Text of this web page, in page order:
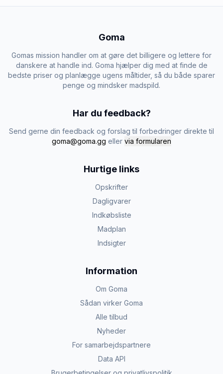
Goma
Gomas mission handler om at gøre det billigere og lettere for
danskere at handle ind. Goma hjælper dig med at finde de
bedste priser og planlægge ugens måltider, så du både sparer
penge og mindsker madspild.
Har du feedback?
Send gerne din feedback og forslag til forbedringer direkte til
goma@goma.gg eller via formularen
Hurtige links
Opskrifter
Dagligvarer
Indkøbsliste
Madplan
Indsigter
Information
Om Goma
Sådan virker Goma
Alle tilbud
Nyheder
For samarbejdspartnere
Data API